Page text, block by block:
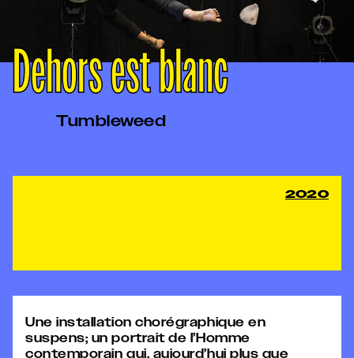
Dehors est blanc
Tumbleweed
2020
Une installation chorégraphique en
suspens; un portrait de l’Homme
contemporain qui, aujourd’hui plus que